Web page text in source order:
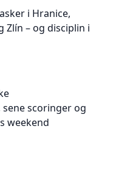
i Hranice,
Zlín – og disciplin i
scoringer og
weekend